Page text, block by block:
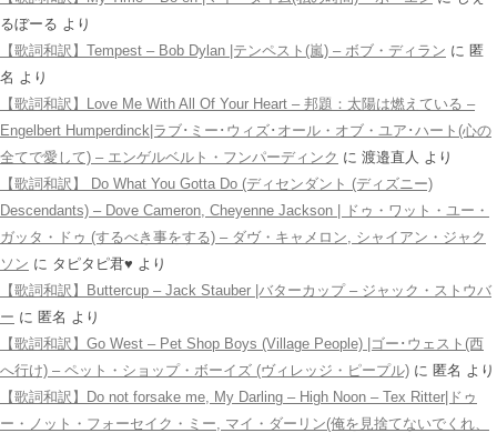
るぼーる より
【歌詞和訳】Tempest – Bob Dylan |テンペスト(嵐) – ボブ・ディラン に 匿
名 より
【歌詞和訳】Love Me With All Of Your Heart – 邦題：太陽は燃えている –
Engelbert Humperdinck|ラブ･ミー･ウィズ･オール・オブ・ユア･ハート(心の
全てで愛して) – エンゲルベルト・フンパーディンク に 渡邉直人 より
【歌詞和訳】 Do What You Gotta Do (ディセンダント (ディズニー)
Descendants) – Dove Cameron, Cheyenne Jackson | ドゥ・ワット・ユー・
ガッタ・ドゥ (するべき事をする) – ダヴ・キャメロン, シャイアン・ジャク
ソン に タピタピ君♥️ より
【歌詞和訳】Buttercup – Jack Stauber |バターカップ – ジャック・ストウバ
ー に 匿名 より
【歌詞和訳】Go West – Pet Shop Boys (Village People) |ゴー･ウェスト(西
へ行け) – ペット・ショップ・ボーイズ (ヴィレッジ・ピープル) に 匿名 より
【歌詞和訳】Do not forsake me, My Darling – High Noon – Tex Ritter|ドゥ
ー・ノット・フォーセイク・ミー, マイ・ダーリン(俺を見捨てないでくれ、